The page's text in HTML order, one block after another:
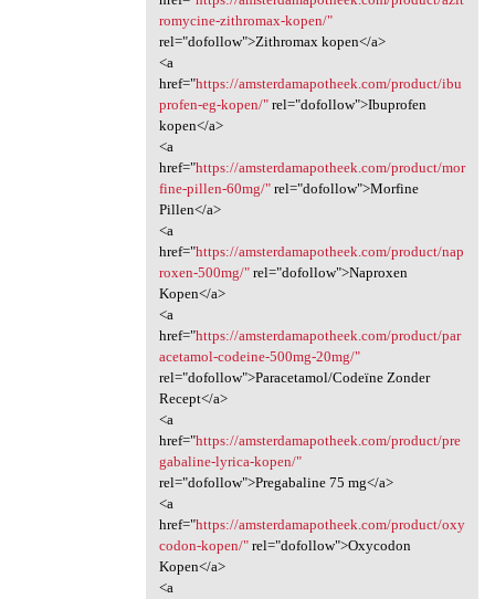
romycine-zithromax-kopen/"
rel="dofollow">Zithromax kopen</a>
<a
href="https://amsterdamapotheek.com/product/ibu
profen-eg-kopen/"rel="dofollow">Ibuprofen
kopen</a>
<a
href="https://amsterdamapotheek.com/product/mor
fine-pillen-60mg/"rel="dofollow">Morfine
Pillen</a>
<a
href="https://amsterdamapotheek.com/product/nap
roxen-500mg/"rel="dofollow">Naproxen
Kopen</a>
<a
href="https://amsterdamapotheek.com/product/par
acetamol-codeine-500mg-20mg/"
rel="dofollow">Paracetamol/Codeïne Zonder
Recept</a>
<a
href="https://amsterdamapotheek.com/product/pre
gabaline-lyrica-kopen/"
rel="dofollow">Pregabaline 75 mg</a>
<a
href="https://amsterdamapotheek.com/product/oxy
codon-kopen/"rel="dofollow">Oxycodon
Kopen</a>
<a